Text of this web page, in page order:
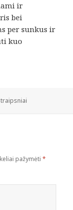
ir
bei
per sunkus ir
kuo
pažymėti*